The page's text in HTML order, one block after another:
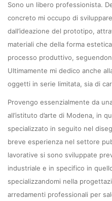
Sono un libero professionista.
concreto mi occupo di
dall’ideazione del prototipo,
materiali che della forma
processo produttivo,
Ultimamente mi dedico anche
oggetti in serie limitata, sia di
Provengo essenzialmente da
all’istituto d’arte di Modena, in
specializzato in seguito nel
breve esperienza nel settore
lavorative si sono sviluppate
industriale e in specifico in
specializzandomi nella
arredamenti professionali per